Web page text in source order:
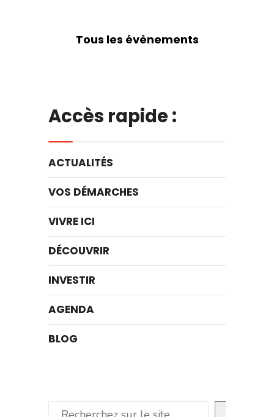
Tous les évènements
Accès rapide :
ACTUALITÉS
VOS DÉMARCHES
VIVRE ICI
DÉCOUVRIR
INVESTIR
AGENDA
BLOG
Rechercher